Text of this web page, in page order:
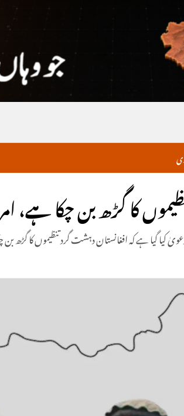
کا گڑھ بن چکا ہے،
کیا گیا ہے کہ افغانستان دہشت گرد تنظیموں کا گڑھ